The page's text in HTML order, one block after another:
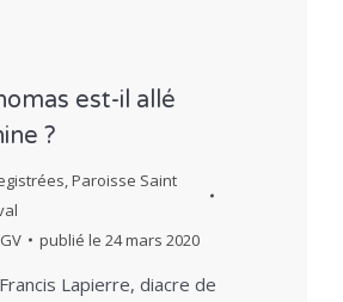
est-il allé
?
,Paroisse Saint
publié le 24 mars 2020
Lapierre, diacre de